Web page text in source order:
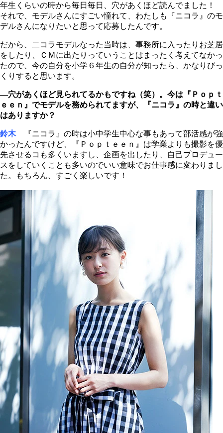
年生くらいの時から毎日毎日、穴があくほど読んでました！
それで、モデルさんにすごい憧れて、わたしも『ニコラ』のモ
デルさんになりたいと思って応募したんです。
だから、二コラモデルなった当時は、事務所に入ったりお芝居
をしたり、ＣＭに出たりっていうことはまったく考えてなかっ
たので、今の自分を小学６年生の自分が知ったら、かなりびっ
くりすると思います。
―穴があくほど見られてるかもですね（笑）。今は『Ｐｏｐｔ
ｅｅｎ』でモデルを務められてますが、『ニコラ』の時と違い
はありますか？
鈴木『ニコラ』の時は小中学生中心な事もあって部活感が強
かったんですけど、『Ｐｏｐｔｅｅｎ』は学業よりも撮影を優
先させるコも多くいますし、企画を出したり、自己プロデュー
スをしていくことも多いのでいい意味でお仕事感に変わりまし
た。もちろん、すごく楽しいです！